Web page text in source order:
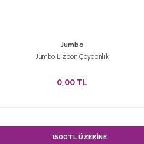
Jumbo
Jumbo Lizbon Çaydanlık
0,00 TL
1500TL ÜZERİNE